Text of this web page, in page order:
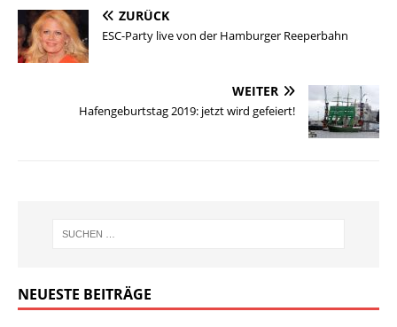
ZURÜCK
ESC-Party live von der Hamburger Reeperbahn
WEITER
Hafengeburtstag 2019: jetzt wird gefeiert!
NEUESTE BEITRÄGE